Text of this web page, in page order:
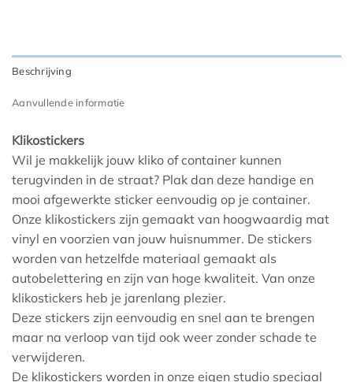
Beschrijving
Aanvullende informatie
Klikostickers
Wil je makkelijk jouw kliko of container kunnen
terugvinden in de straat? Plak dan deze handige en
mooi afgewerkte sticker eenvoudig op je container.
Onze klikostickers zijn gemaakt van hoogwaardig mat
vinyl en voorzien van jouw huisnummer. De stickers
worden van hetzelfde materiaal gemaakt als
autobelettering en zijn van hoge kwaliteit. Van onze
klikostickers heb je jarenlang plezier.
Deze stickers zijn eenvoudig en snel aan te brengen
maar na verloop van tijd ook weer zonder schade te
verwijderen.
De klikostickers worden in onze eigen studio speciaal